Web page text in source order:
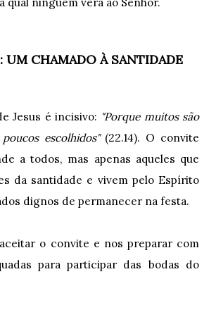
UM CHAMADO À SANTIDADE
Jesus é incisivo: "Porque muitos são
escolhidos"(22.14). O convite
a todos, mas apenas aqueles que
da santidade e vivem pelo Espírito
dignos de permanecer na festa.
o convite e nos preparar com
para participar das bodas do